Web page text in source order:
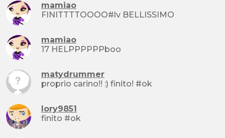
mamiao
FINITTTTOOOO#lv BELLISSIMO
mamiao
17 HELPPPPPPboo
matydrummer
proprio carino!! :) finito! #ok
lory9851
finito #ok